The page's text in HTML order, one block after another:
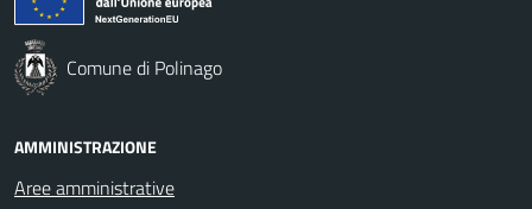
Comune di Polinago
AMMINISTRAZIONE
Aree amministrative